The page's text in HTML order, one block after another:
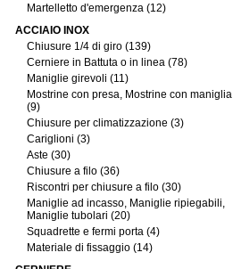
Martelletto d'emergenza (12)
ACCIAIO INOX
Chiusure 1/4 di giro (139)
Cerniere in Battuta o in linea (78)
Maniglie girevoli (11)
Mostrine con presa, Mostrine con maniglia
(9)
Chiusure per climatizzazione (3)
Cariglioni (3)
Aste (30)
Chiusure a filo (36)
Riscontri per chiusure a filo (30)
Maniglie ad incasso, Maniglie ripiegabili,
Maniglie tubolari (20)
Squadrette e fermi porta (4)
Materiale di fissaggio (14)